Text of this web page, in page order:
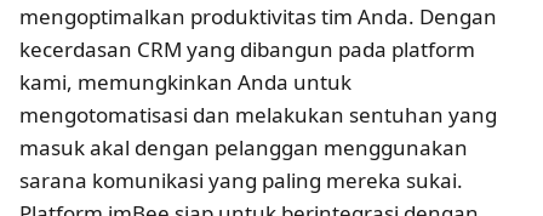
mengoptimalkan produktivitas tim Anda. Dengan
kecerdasan CRM yang dibangun pada platform
kami, memungkinkan Anda untuk
mengotomatisasi dan melakukan sentuhan yang
masuk akal dengan pelanggan menggunakan
sarana komunikasi yang paling mereka sukai.